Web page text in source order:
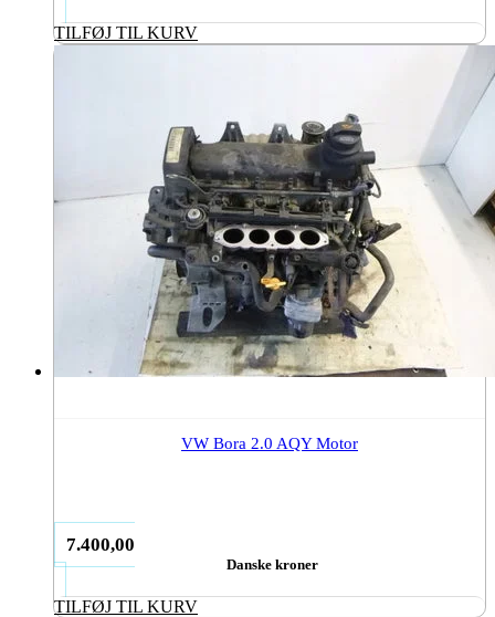
TILFØJ TIL KURV
VW Bora 2.0 AQY Motor
7.400,00
Danske kroner
TILFØJ TIL KURV